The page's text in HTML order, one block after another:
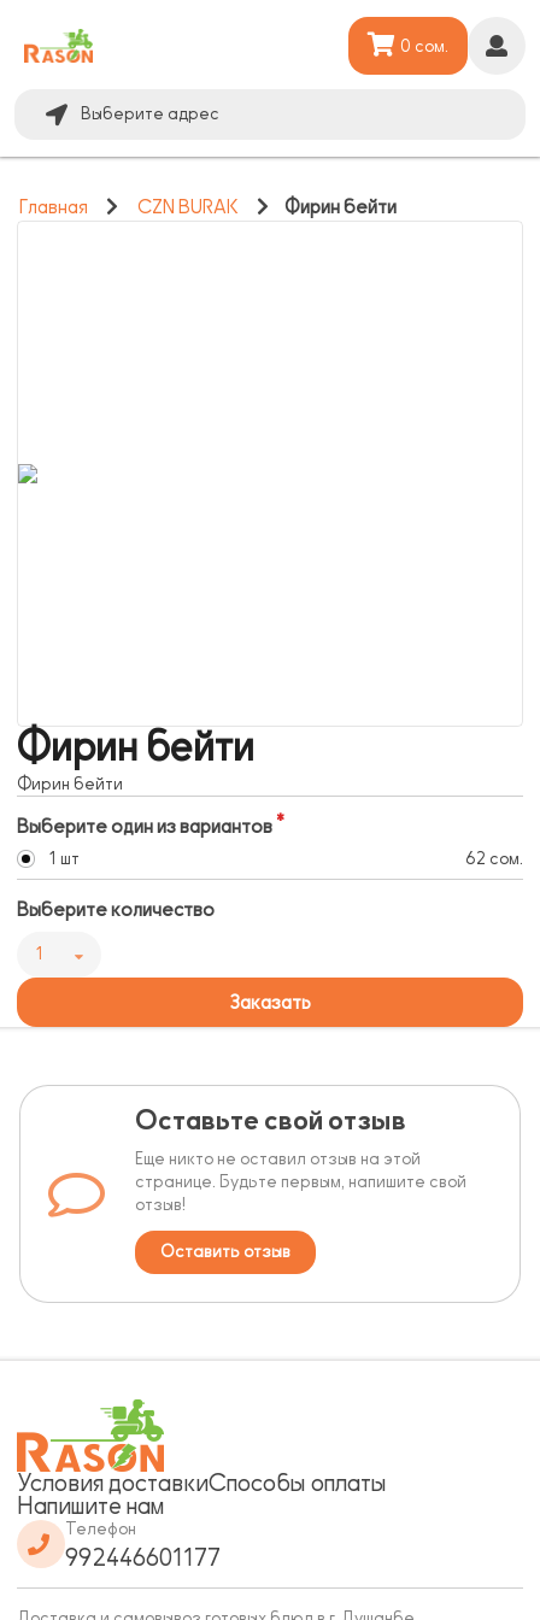
Выберите адрес
0 сом.
Главная CZN BURAK Фирин бейти
Фирин бейти
Фирин бейти
Выберите один из вариантов
1 шт 62 сом.
Выберите количество
1
Заказать
Оставьте свой отзыв
Еще никто не оставил отзыв на этой
странице. Будьте первым, напишите свой
отзыв!
Оставить отзыв
Условия доставкиСпособы оплаты
Напишите нам
Телефон
992446601177